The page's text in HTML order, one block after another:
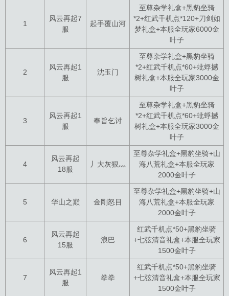
1
风云再起7
服
起手覆山河
至尊杂学礼盒+黑豹坐骑
*2+红武千机点*120+刀剑如
梦礼盒+本服全玩家6000金
叶子
2
风云再起1
服
沈玉门
至尊杂学礼盒+黑豹坐骑
*2+红武千机点*60+蚍蜉撼
树礼盒+本服全玩家3000金
叶子
3
风云再起1
服
奉旨乞讨
至尊杂学礼盒+黑豹坐骑
*2+红武千机点*60+蚍蜉撼
树礼盒+本服全玩家3000金
叶子
4
风云再起
18服
丿大灰狠灬
至尊杂学礼盒+黑豹坐骑+山
海八荒礼盒+本服全玩家
2000金叶子
5 华山之巅 金剛怒目
至尊杂学礼盒+黑豹坐骑+山
海八荒礼盒+本服全玩家
2000金叶子
6
风云再起
15服
浪巴
红武千机点*50+黑豹坐骑
+七弦清音礼盒+本服全玩家
1500金叶子
7
风云再起1
服
拳拳
红武千机点*50+黑豹坐骑
+七弦清音礼盒+本服全玩家
1500金叶子